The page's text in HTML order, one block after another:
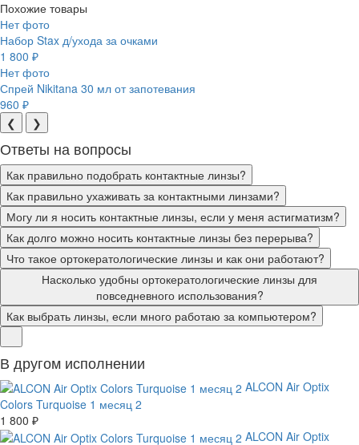
Похожие товары
Нет фото
Набор Stax д/ухода за очками
1 800 ₽
Нет фото
Спрей Nikitana 30 мл от запотевания
960 ₽
❮
❯
Ответы на вопросы
Как правильно подобрать контактные линзы?
Как правильно ухаживать за контактными линзами?
Могу ли я носить контактные линзы, если у меня астигматизм?
Как долго можно носить контактные линзы без перерыва?
Что такое ортокератологические линзы и как они работают?
Насколько удобны ортокератологические линзы для
повседневного использования?
Как выбрать линзы, если много работаю за компьютером?
В другом исполнении
ALCON Air Optix
Colors Turquoise 1 месяц 2
1 800 ₽
ALCON Air Optix